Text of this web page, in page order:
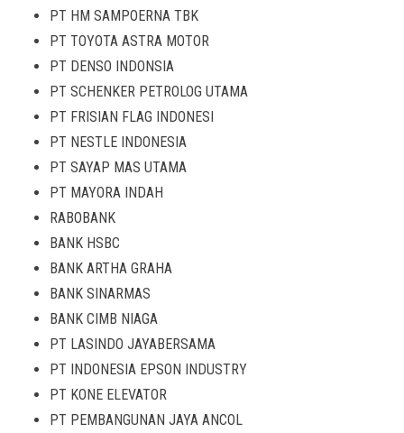
PT HM SAMPOERNA TBK
PT TOYOTA ASTRA MOTOR
PT DENSO INDONSIA
PT SCHENKER PETROLOG UTAMA
PT FRISIAN FLAG INDONESI
PT NESTLE INDONESIA
PT SAYAP MAS UTAMA
PT MAYORA INDAH
RABOBANK
BANK HSBC
BANK ARTHA GRAHA
BANK SINARMAS
BANK CIMB NIAGA
PT LASINDO JAYABERSAMA
PT INDONESIA EPSON INDUSTRY
PT KONE ELEVATOR
PT PEMBANGUNAN JAYA ANCOL